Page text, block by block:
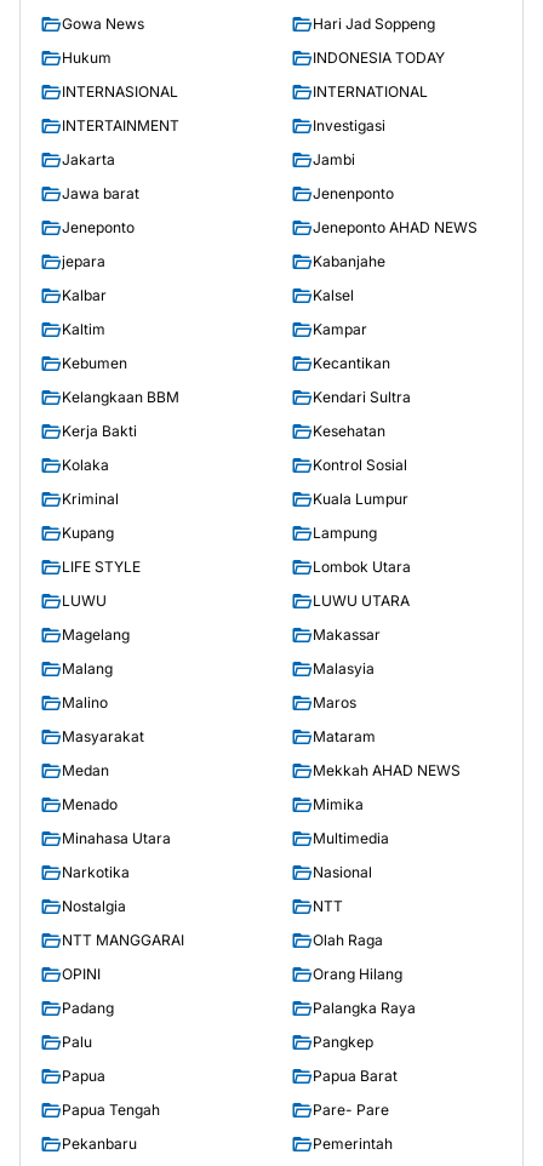
Gowa News
Hari Jad Soppeng
Hukum
INDONESIA TODAY
INTERNASIONAL
INTERNATIONAL
INTERTAINMENT
Investigasi
Jakarta
Jambi
Jawa barat
Jenenponto
Jeneponto
Jeneponto AHAD NEWS
jepara
Kabanjahe
Kalbar
Kalsel
Kaltim
Kampar
Kebumen
Kecantikan
Kelangkaan BBM
Kendari Sultra
Kerja Bakti
Kesehatan
Kolaka
Kontrol Sosial
Kriminal
Kuala Lumpur
Kupang
Lampung
LIFE STYLE
Lombok Utara
LUWU
LUWU UTARA
Magelang
Makassar
Malang
Malasyia
Malino
Maros
Masyarakat
Mataram
Medan
Mekkah AHAD NEWS
Menado
Mimika
Minahasa Utara
Multimedia
Narkotika
Nasional
Nostalgia
NTT
NTT MANGGARAI
Olah Raga
OPINI
Orang Hilang
Padang
Palangka Raya
Palu
Pangkep
Papua
Papua Barat
Papua Tengah
Pare- Pare
Pekanbaru
Pemerintah